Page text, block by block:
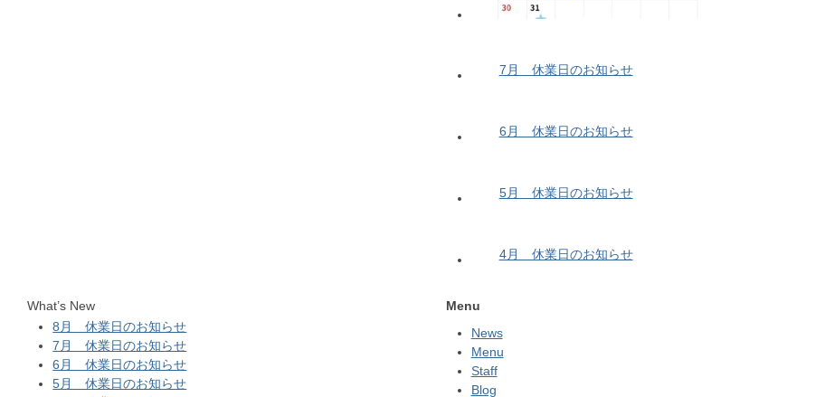
7月 休業日のお知らせ
6月 休業日のお知らせ
5月 休業日のお知らせ
4月 休業日のお知らせ
What’s New
8月 休業日のお知らせ
7月 休業日のお知らせ
6月 休業日のお知らせ
5月 休業日のお知らせ
Menu
News
Menu
Staff
Blog